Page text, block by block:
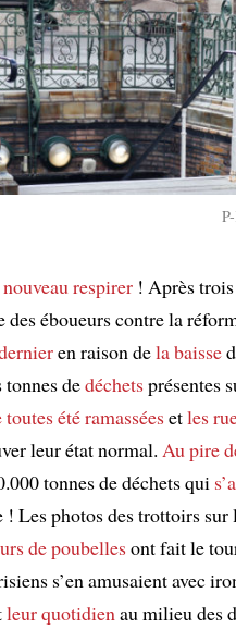
respirer ! Après
éboueurs contre la
en raison dela baisse
tonnes dedéchetsprésentes
été ramasséesetles
leur état normal. Au pire
tonnes de déchets qui
Les photos des trottoirs sur
de poubellesont fait le
s’en amusaient avec
leur quotidienau milieu des